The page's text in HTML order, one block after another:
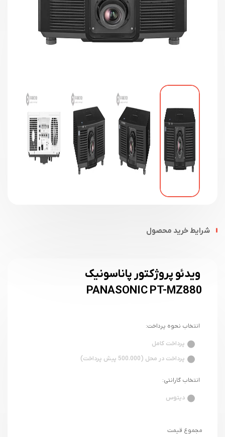
شرایط خرید محصول
ویدئو پروژکتور پاناسونیک
PANASONIC PT-MZ880
انتخاب نحوه پرداخت:
پرداخت کامل
پرداخت در محل (500.000 پیش پرداخت)
انتخاب گارانتی:
دیتوس
مجموع قیمت